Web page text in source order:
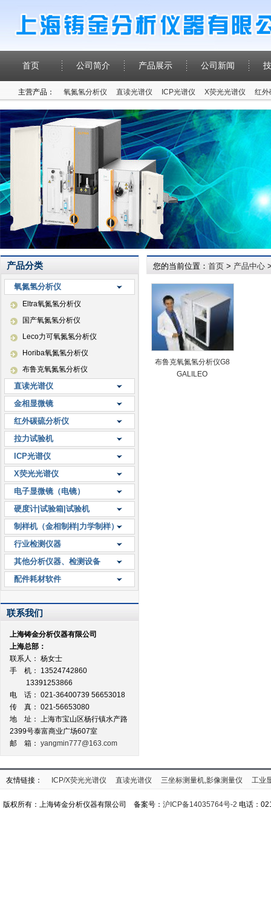
首页 公司简介 产品展示 公司新闻
主营产品： 氧氮氢分析仪 直读光谱仪 ICP光谱仪 X荧光光谱仪 红外
产品分类
氧氮氢分析仪
Eltra氧氮氢分析仪
国产氧氮氢分析仪
Leco力可氧氮氢分析仪
Horiba氧氮氢分析仪
布鲁克氧氮氢分析仪
直读光谱仪
金相显微镜
红外碳硫分析仪
拉力试验机
ICP光谱仪
X荧光光谱仪
电子显微镜（电镜）
硬度计|试验箱|试验机
制样机（金相制样|力学制样）
行业检测仪器
其他分析仪器、检测设备
配件耗材软件
联系我们
上海铸金分析仪器有限公司
上海总部：
联系人： 杨女士
手 机： 13524742860
13391253866
电 话： 021-36400739 56653018
传 真： 021-56653080
地 址： 上海市宝山区杨行镇水产路
2399号泰富商业广场607室
邮 箱： yangmin777@163.com
您的当前位置： 首页 > 产品中心
布鲁克氧氮氢分析仪G8
GALILEO
友情链接： ICP/X荧光光谱仪 直读光谱仪 三坐标测量机,影像测量仪 工业
版权所有：上海铸金分析仪器有限公司 备案号： 沪ICP备14035764号-2 电话：